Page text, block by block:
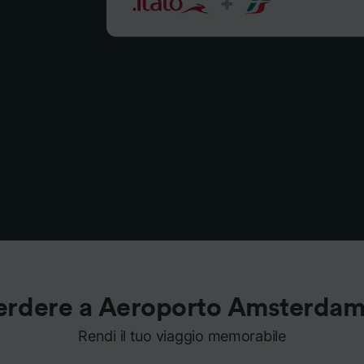
a Aeroporto
Rendi il tuo viaggio memorabile